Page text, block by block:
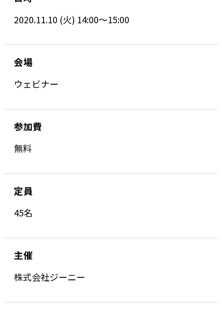
2020.11.10 (火) 14:00～15:00
会場
ウェビナー
参加費
無料
定員
45名
主催
株式会社ジーニー